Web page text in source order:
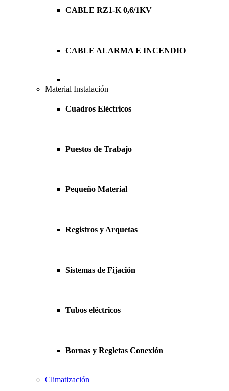
CABLE RZ1-K 0,6/1KV
CABLE ALARMA E INCENDIO
Material Instalación
Cuadros Eléctricos
Puestos de Trabajo
Pequeño Material
Registros y Arquetas
Sistemas de Fijación
Tubos eléctricos
Bornas y Regletas Conexión
Climatización